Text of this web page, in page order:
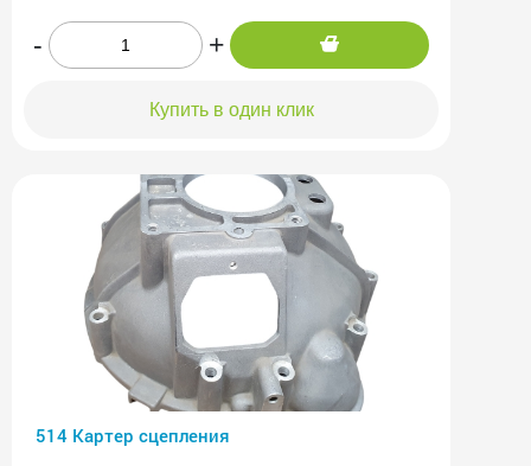
- +
Купить в один клик
514 Картер сцепления